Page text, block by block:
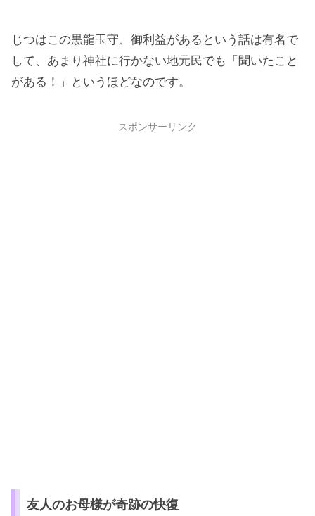
じつはこの黒龍玉守、御利益があるという話は有名で
して、あまり神社に行かない地元民でも「聞いたこと
がある！」というほどなのです。
スポンサーリンク
友人のお母様が奇跡の快復